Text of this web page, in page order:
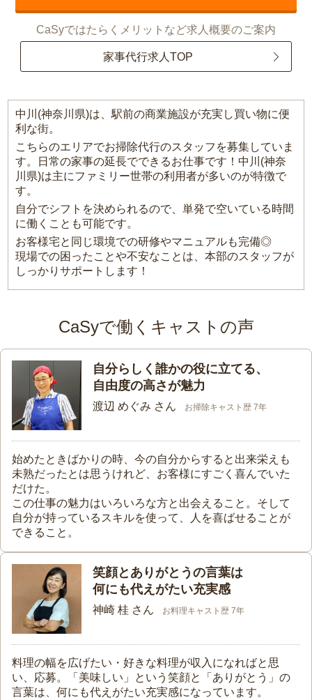
CaSyではたらくメリットなど求人概要のご案内
家事代行求人TOP
中川(神奈川県)は、駅前の商業施設が充実し買い物に便
利な街。
こちらのエリアでお掃除代行のスタッフを募集していま
す。日常の家事の延長でできるお仕事です！中川(神奈
川県)は主にファミリー世帯の利用者が多いのが特徴で
す。
自分でシフトを決められるので、単発で空いている時間
に働くことも可能です。
お客様宅と同じ環境での研修やマニュアルも完備◎
現場での困ったことや不安なことは、本部のスタッフが
しっかりサポートします！
CaSyで働くキャストの声
自分らしく誰かの役に立てる、
自由度の高さが魅力
渡辺 めぐみ さん お掃除キャスト歴 7年
始めたときばかりの時、今の自分からすると出来栄えも
未熟だったとは思うけれど、お客様にすごく喜んでいた
だけた。
この仕事の魅力はいろいろな方と出会えること。そして
自分が持っているスキルを使って、人を喜ばせることが
できること。
笑顔とありがとうの言葉は
何にも代えがたい充実感
神崎 桂 さん お料理キャスト歴 7年
料理の幅を広げたい・好きな料理が収入になればと思
い、応募。「美味しい」という笑顔と「ありがとう」の
言葉は、何にも代えがたい充実感になっています。